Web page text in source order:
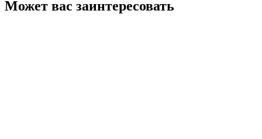
Может вас заинтересовать